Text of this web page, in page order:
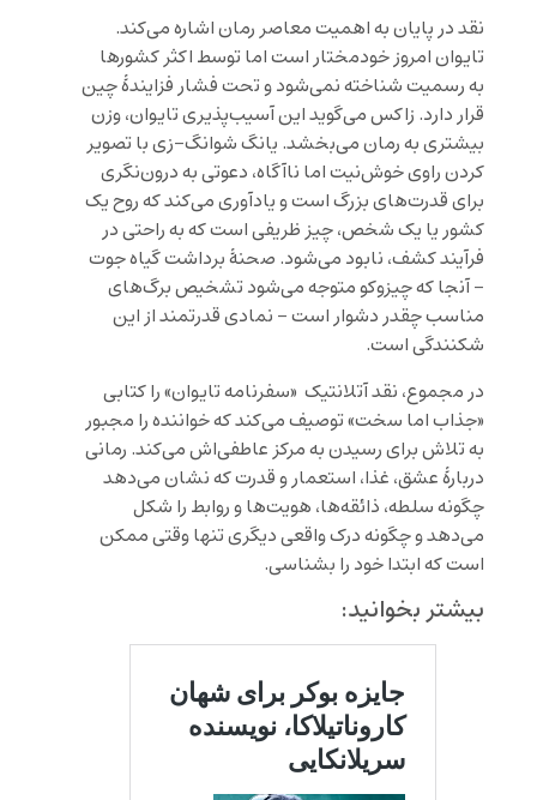
نقد در پایان به اهمیت معاصر رمان اشاره می‌کند.
تایوان امروز خودمختار است اما توسط اکثر کشورها
به رسمیت شناخته نمی‌شود و تحت فشار فزایندهٔ چین
قرار دارد. زاکس می‌گوید این آسیب‌پذیری تایوان، وزن
بیشتری به رمان می‌بخشد. یانگ شوانگ-زی با تصویر
کردن راوی خوش‌نیت اما ناآگاه، دعوتی به درون‌نگری
برای قدرت‌های بزرگ است و یادآوری می‌کند که روح یک
کشور یا یک شخص، چیز ظریفی است که به راحتی در
فرآیند کشف، نابود می‌شود. صحنهٔ برداشت گیاه جوت
– آنجا که چیزوکو متوجه می‌شود تشخیص برگ‌های
مناسب چقدر دشوار است – نمادی قدرتمند از این
شکنندگی است.
در مجموع، نقد آتلانتیک «سفرنامه تایوان» را کتابی
«جذاب اما سخت» توصیف می‌کند که خواننده را مجبور
به تلاش برای رسیدن به مرکز عاطفی‌اش می‌کند. رمانی
دربارهٔ عشق، غذا، استعمار و قدرت که نشان می‌دهد
چگونه سلطه، ذائقه‌ها، هویت‌ها و روابط را شکل
می‌دهد و چگونه درک واقعی دیگری تنها وقتی ممکن
است که ابتدا خود را بشناسی.
بیشتر بخوانید: